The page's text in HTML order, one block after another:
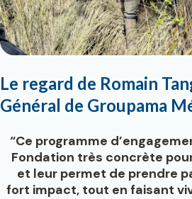
Le regard de Romain
Général de Groupama
“Ce programme
Fondation très concrète
et leur permet de prendre
fort impact, tout en faisant